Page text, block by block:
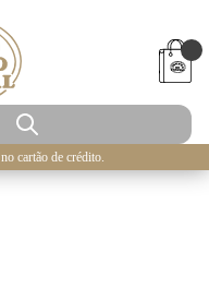
no cartão de crédito.